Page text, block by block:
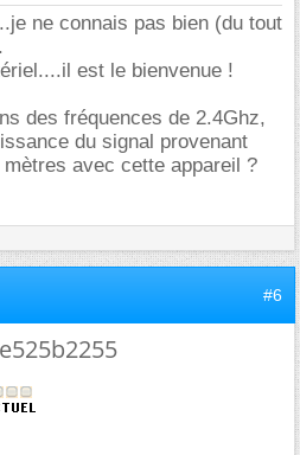
ne connais pas bien (du tout
est le bienvenue !
des fréquences de 2.4Ghz,
du signal provenant
avec cette appareil ?
#6